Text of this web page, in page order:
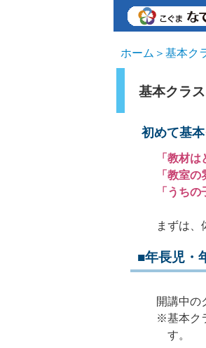
ホーム ＞基本ク
基本クラ
初めて基
「教材
「教室の
「うち
まずは、
■年長児・
開講中の
※基本ク
す。